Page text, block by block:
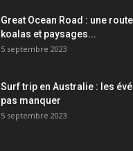
Great Ocean Road : une
koalas et paysages...
5 septembre 2023
Surf trip en Australie : les
pas manquer
5 septembre 2023